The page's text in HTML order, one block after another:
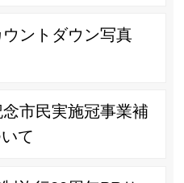
ントダウン写真
市民実施冠事業補
て